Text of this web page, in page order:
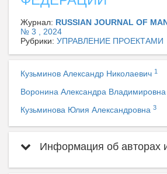
Журнал: RUSSIAN JOURNAL OF
№ 3 , 2024
Рубрики: УПРАВЛЕНИЕ ПРОЕКТАМИ
Кузьминов Александр Николаевич 1
Воронина Александра Владимировна
Кузьминова Юлия Александровна 3
Информация об авторах